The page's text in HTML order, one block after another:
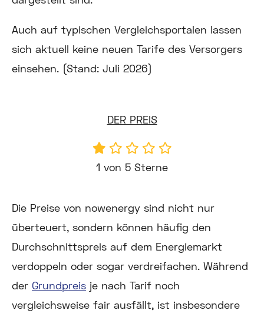
Auch auf typischen Vergleichsportalen lassen
sich aktuell keine neuen Tarife des Versorgers
einsehen. (Stand: Juli 2026)
DER PREIS
1 von 5 Sterne
Die Preise von nowenergy sind nicht nur
überteuert, sondern können häufig den
Durchschnittspreis auf dem Energiemarkt
verdoppeln oder sogar verdreifachen. Während
der Grundpreis je nach Tarif noch
vergleichsweise fair ausfällt, ist insbesondere